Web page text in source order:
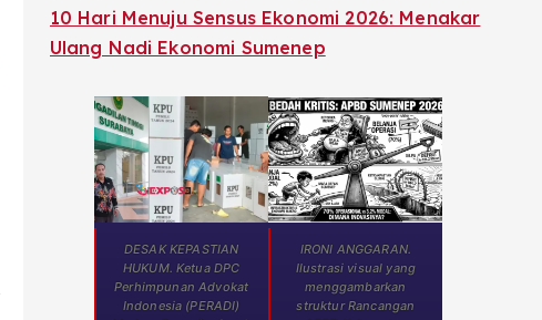
10 Hari Menuju Sensus Ekonomi 2026: Menakar
Ulang Nadi Ekonomi Sumenep
DESAK KEPASTIAN
HUKUM. Ketua DPC
Perhimpunan Advokat
Indonesia (PERADI)
IRONI ANGGARAN.
Ilustrasi visual yang
menggambarkan
struktur Rancangan